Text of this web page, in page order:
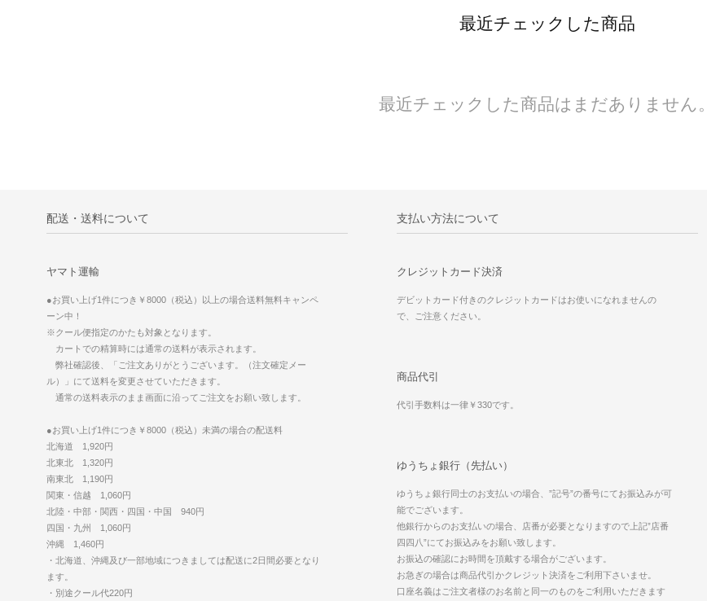
最近チェックした商品
最近チェックした商品はまだありません。
配送・送料について
ヤマト運輸
●お買い上げ1件につき￥8000（税込）以上の場合送料無料キャンペ
ーン中！
※クール便指定のかたも対象となります。
カートでの精算時には通常の送料が表示されます。
弊社確認後、「ご注文ありがとうございます。（注文確定メー
ル）」にて送料を変更させていただきます。
通常の送料表示のまま画面に沿ってご注文をお願い致します。
●お買い上げ1件につき￥8000（税込）未満の場合の配送料
北海道 1,920円
北東北 1,320円
南東北 1,190円
関東・信越 1,060円
北陸・中部・関西・四国・中国 940円
四国・九州 1,060円
沖縄 1,460円
・北海道、沖縄及び一部地域につきましては配送に2日間必要となり
ます。
・別途クール代220円
支払い方法について
クレジットカード決済
デビットカード付きのクレジットカードはお使いになれませんの
で、ご注意ください。
商品代引
代引手数料は一律￥330です。
ゆうちょ銀行（先払い）
ゆうちょ銀行同士のお支払いの場合、”記号”の番号にてお振込みが可
能でございます。
他銀行からのお支払いの場合、店番が必要となりますので上記”店番
四四八”にてお振込みをお願い致します。
お振込の確認にお時間を頂戴する場合がございます。
お急ぎの場合は商品代引かクレジット決済をご利用下さいませ。
口座名義はご注文者様のお名前と同一のものをご利用いただきます